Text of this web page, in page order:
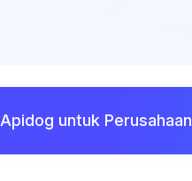
Apidog untuk Perusahaan